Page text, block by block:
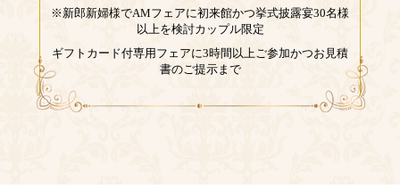
※新郎新婦様でAMフェアに初来館かつ挙式披露宴30名様
以上を検討カップル限定
ギフトカード付専用フェアに3時間以上ご参加かつお見積
書のご提示まで